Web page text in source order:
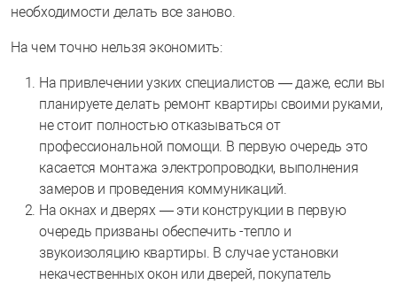
необходимости делать все заново.
На чем точно нельзя экономить:
На привлечении узких специалистов — даже, если вы
планируете делать ремонт квартиры своими руками,
не стоит полностью отказываться от
профессиональной помощи. В первую очередь это
касается монтажа электропроводки, выполнения
замеров и проведения коммуникаций.
На окнах и дверях — эти конструкции в первую
очередь призваны обеспечить -тепло и
звукоизоляцию квартиры. В случае установки
некачественных окон или дверей, покупатель